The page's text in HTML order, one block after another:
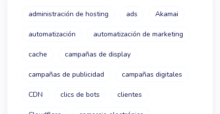
administración de hosting ads Akamai
automatización automatización de marketing
cache campañas de display
campañas de publicidad campañas digitales
CDN clics de bots clientes